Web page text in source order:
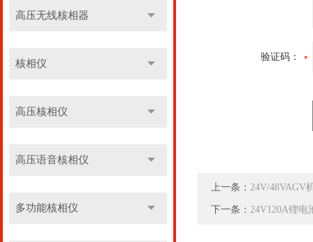
高压无线核相器
核相仪
高压核相仪
高压语音核相仪
多功能核相仪
验证码：
上一条： 24V/48VAGV
下一条： 24V120A锂电